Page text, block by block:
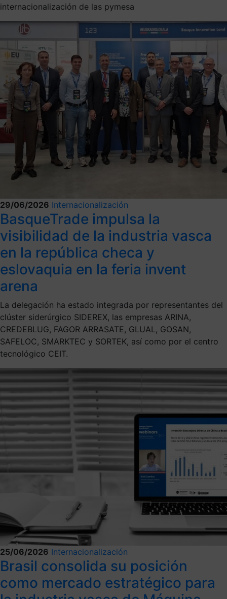
internacionalización de las pymesa
29/06/2026 Internacionalización
BasqueTrade impulsa la
visibilidad de la industria vasca
en la república checa y
eslovaquia en la feria invent
arena
La delegación ha estado integrada por representantes del
clúster siderúrgico SIDEREX, las empresas ARINA,
CREDEBLUG, FAGOR ARRASATE, GLUAL, GOSAN,
SAFELOC, SMARKTEC y SORTEK, así como por el centro
tecnológico CEIT.
25/06/2026 Internacionalización
Brasil consolida su posición
como mercado estratégico para